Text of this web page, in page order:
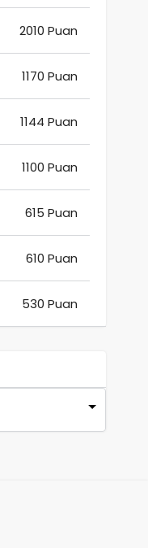
2010 Puan
1170 Puan
1144 Puan
1100 Puan
615 Puan
610 Puan
530 Puan